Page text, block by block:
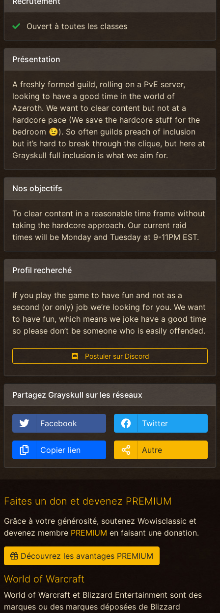
Ouvert à toutes les classes
Présentation
A freshly formed guild, rolling on a PvE server,
looking to have a good time in the world of
Azeroth. We want to clear content but not at a
hardcore pace (We save the hardcore stuff for the
bedroom 😉). So often guilds preach of inclusion
but it’s hard to break through the clique, but here at
Grayskull full inclusion is what we aim for.
Nos objectifs
To clear content in a reasonable time frame without
taking the hardcore approach. Our current raid
times will be Monday and Tuesday at 9-11PM EST.
Profil recherché
If you play the game to have fun and not as a
second (or only) job we’re looking for you. We want
to have fun, which means we joke have a good time
so please don’t be someone who is easily offended.
Postuler sur Discord
Partagez Grayskull sur les réseaux
Facebook Twitter
Copier lien Autre
Faites un don et devenez PREMIUM
Grâce à votre générosité, soutenez Wowisclassic et
devenez membre PREMIUM en faisant une donation.
Découvrez les avantages PREMIUM
World of Warcraft
World of Warcraft et Blizzard Entertainment sont des
marques ou des marques déposées de Blizzard